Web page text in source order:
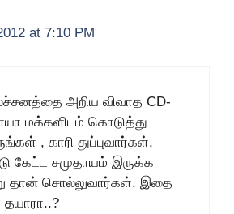
at 7:10 PM
அறிய விவாத CD-
மக்களிடம் கொடுத்து
, காரி துப்புவார்கள்,
கேட்ட சமுதாயம் இருக்க
தான் சொல்லுவார்கள். இதை